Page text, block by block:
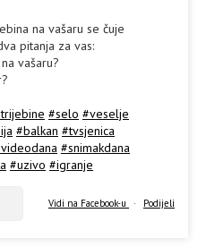
na vašaru se čuje
pitanja za vas:
vašaru?
#selo #veselje
#balkan #tvsjenica
#snimakdana
#uzivo #igranje
Vidi na Facebook-u · Podijeli